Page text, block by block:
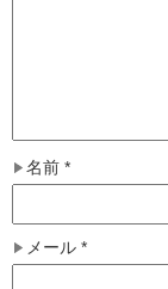
名前 *
メール *